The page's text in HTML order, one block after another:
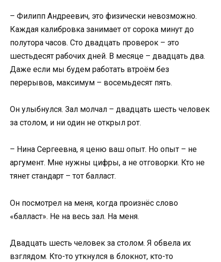
– Филипп Андреевич, это физически невозможно.
Каждая калибровка занимает от сорока минут до
полутора часов. Сто двадцать проверок – это
шестьдесят рабочих дней. В месяце – двадцать два.
Даже если мы будем работать втроём без
перерывов, максимум – восемьдесят пять.
Он улыбнулся. Зал молчал – двадцать шесть человек
за столом, и ни один не открыл рот.
– Нина Сергеевна, я ценю ваш опыт. Но опыт – не
аргумент. Мне нужны цифры, а не отговорки. Кто не
тянет стандарт – тот балласт.
Он посмотрел на меня, когда произнёс слово
«балласт». Не на весь зал. На меня.
Двадцать шесть человек за столом. Я обвела их
взглядом. Кто-то уткнулся в блокнот, кто-то